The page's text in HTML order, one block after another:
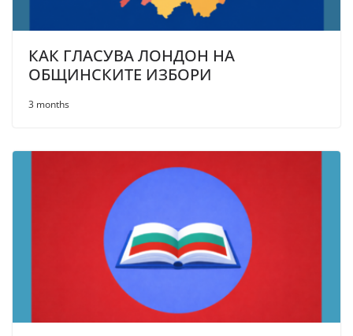
КАК ГЛАСУВА ЛОНДОН НА
ОБЩИНСКИТЕ ИЗБОРИ
3 months